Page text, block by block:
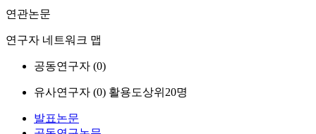
연관논문
연구자 네트워크 맵
공동연구자 (0)
유사연구자 (0) 활용도상위20명
발표논문